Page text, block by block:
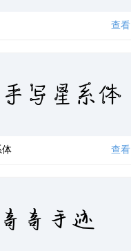
查看
写星系体
体 查看
奇手迹